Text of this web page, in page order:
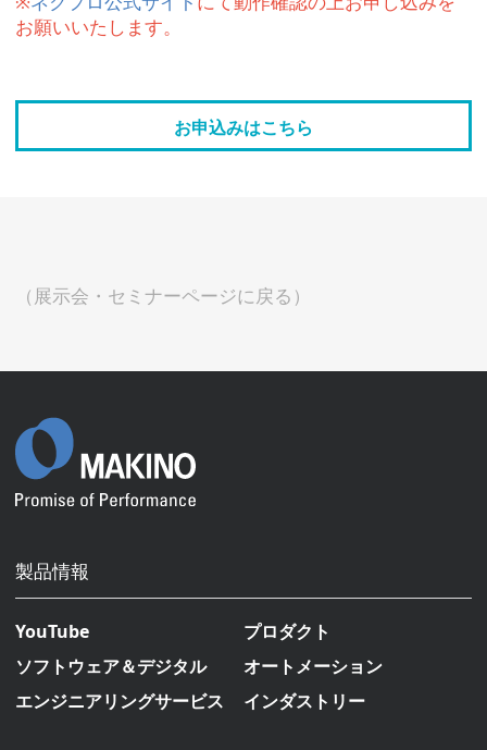
お願いいたします。
お申込みはこちら
（展示会・セミナーページに戻る）
製品情報
YouTube
プロダクト
ソフトウェア＆デジタル
オートメーション
エンジニアリングサービス
インダストリー